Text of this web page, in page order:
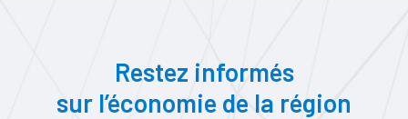
Restez informés
sur l’économie de la région